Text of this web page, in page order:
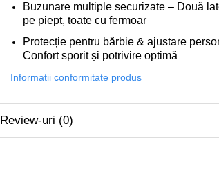
Buzunare multiple securizate – Două
pe piept, toate cu fermoar
Protecție pentru bărbie & ajustare
Confort sporit și potrivire optimă
Informatii conformitate produs
Review-uri (0)